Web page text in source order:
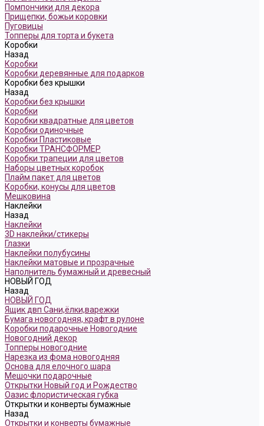
Помпончики для декора
Прищепки, божьи коровки
Пуговицы
Топперы для торта и букета
Коробки
Назад
Коробки
Коробки деревянные для подарков
Коробки без крышки
Назад
Коробки без крышки
Коробки
Коробки квадратные для цветов
Коробки одиночные
Коробки Пластиковые
Коробки ТРАНСФОРМЕР
Коробки трапеции для цветов
Наборы цветных коробок
Плайм пакет для цветов
Коробки, конусы для цветов
Мешковина
Наклейки
Назад
Наклейки
3D наклейки/стикеры
Глазки
Наклейки полубусины
Наклейки матовые и прозрачные
Наполнитель бумажный и древесный
НОВЫЙ ГОД
Назад
НОВЫЙ ГОД
Ящик двп Сани,ёлки,варежки
Бумага новогодняя, крафт в рулоне
Коробки подарочные Новогодние
Новогодний декор
Топперы новогодние
Нарезка из фома новогодняя
Основа для елочного шара
Мешочки подарочные
Открытки Новый год и Рождество
Оазис флористическая губка
Открытки и конверты бумажные
Назад
Открытки и конверты бумажные